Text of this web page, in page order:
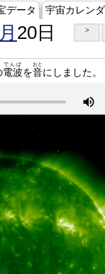
データ 宇宙カレン
20日 >
電波
でんぱ
を音
おと
にしました。